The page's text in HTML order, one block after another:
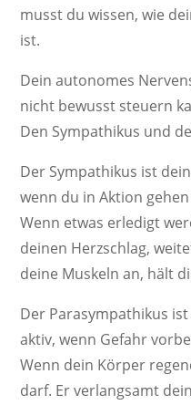
musst du wissen, wie
ist.
Dein autonomes
nicht bewusst steuern
Den Sympathikus und
Der Sympathikus ist
wenn du in Aktion
Wenn etwas erledigt
deinen Herzschlag,
deine Muskeln an, hält
Der Parasympathikus
aktiv, wenn Gefahr
Wenn dein Körper
darf. Er verlangsamt